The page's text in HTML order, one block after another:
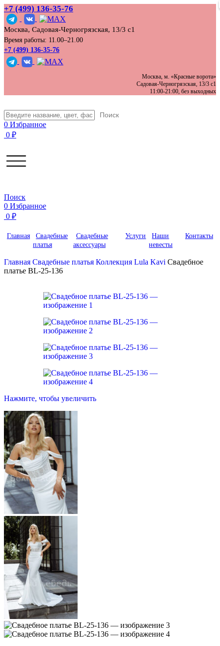
+7 (499) 136‑35‑76
Москва, Садовая-Черногрязская, 13/3 с1
Время работы: 11.00–21.00
+7 (499) 136-35-76
Москва, м. «Красные ворота»
Садовая-Черногрязская, 13/3 с1
11:00-21:00, без выходных
Поиск
0 Избранное
0 ₽
Поиск
0 Избранное
0 ₽
Главная
Свадебные
платья
Свадебные
аксессуары
Услуги
Наши
невесты
Контакты
Главная Свадебные платья Коллекция Lula Kavi Свадебное
платье BL-25-136
Нажмите, чтобы увеличить